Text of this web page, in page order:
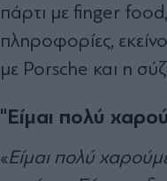
πάρτι με finger
πληροφορίες,
με Porsche και η
"Είμαι πολύ
«Είμαι πολύ